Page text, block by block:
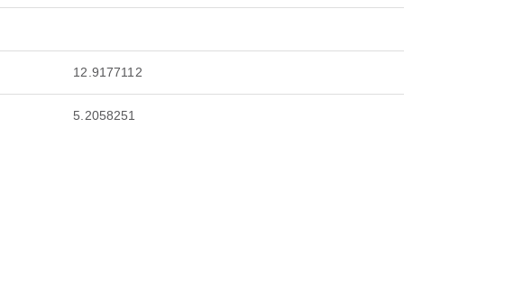
12.9177112
5.2058251